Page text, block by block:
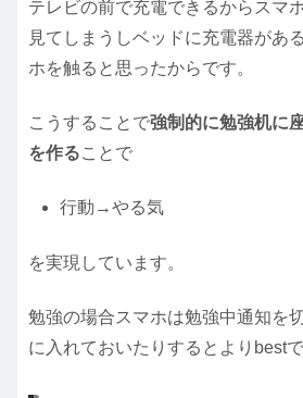
テレビの前で充電できるからスマ
見てしまうしベッドに充電器があ
ホを触ると思ったからです。
こうすることで強制的に勉強机に
を作ることで
行動→やる気
を実現しています。
勉強の場合スマホは勉強中通知を
に入れておいたりするとよりbestで